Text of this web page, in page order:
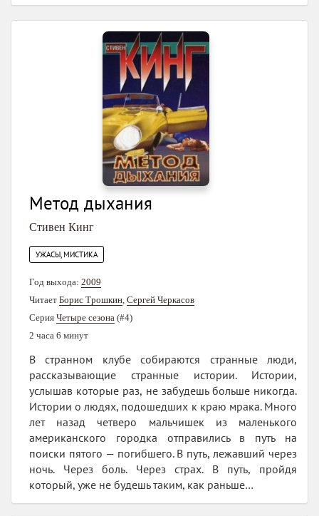
Метод дыхания
Стивен Кинг
УЖАСЫ, МИСТИКА
Год выхода: 2009
Читает Борис Трошкин, Сергей Черкасов
Серия Четыре сезона (#4)
2 часа 6 минут
В странном клубе собираются странные люди,
рассказывающие странные истории. Истории,
услышав которые раз, не забудешь больше никогда.
Истории о людях, подошедших к краю мрака. Много
лет назад четверо мальчишек из маленького
американского городка отправились в путь на
поиски пятого — погибшего. В путь, лежавший через
ночь. Через боль. Через страх. В путь, пройдя
который, уже не будешь таким, как раньше…